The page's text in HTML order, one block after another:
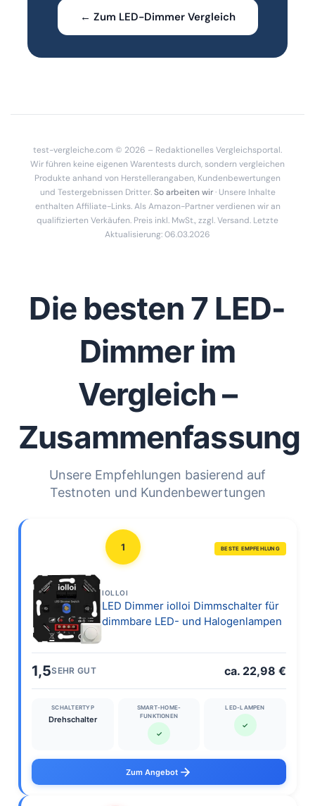
← Zum LED-Dimmer Vergleich
test-vergleiche.com © 2026 – Redaktionelles Vergleichsportal.
Wir führen keine eigenen Warentests durch, sondern vergleichen
Produkte anhand von Herstellerangaben, Kundenbewertungen
und Testergebnissen Dritter.So arbeiten wir· Unsere Inhalte
enthalten Affiliate-Links. Als Amazon-Partner verdienen wir an
qualifizierten Verkäufen. Preis inkl. MwSt., zzgl. Versand. Letzte
Aktualisierung: 06.03.2026
Die besten 7 LED-
Dimmer im
Vergleich –
Zusammenfassung
Unsere Empfehlungen basierend auf
Testnoten und Kundenbewertungen
1 BESTE EMPFEHLUNG
IOLLOI
LED Dimmer iolloi Dimmschalter für
dimmbare LED- und Halogenlampen
1,5SEHR GUT ca. 22,98 €
SCHALTERTYP
Drehschalter
SMART-HOME-
FUNKTIONEN
✓
LED-LAMPEN
✓
Zum Angebot